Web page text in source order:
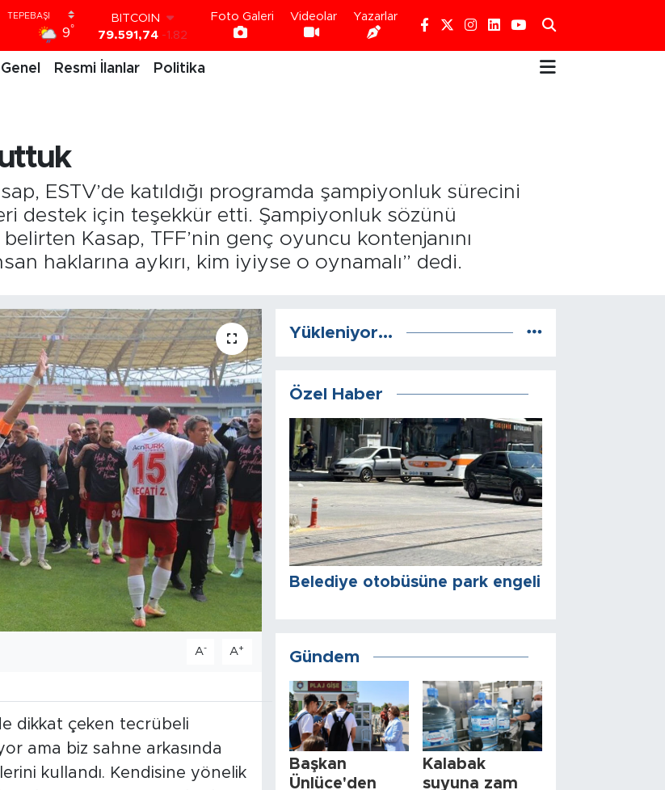
9°
DOLAR
45,43620 0.02
EURO
53,38690 0.19
Foto Galeri Videolar Yazarlar
Genel Resmi İlanlar Politika
ESTV’de katıldığı programda şampiyonluk sürecini
destek için teşekkür etti. Şampiyonluk sözünü
Kasap, TFF’nin genç oyuncu kontenjanını
haklarına aykırı, kim iyiyse o oynamalı” dedi.
A- A+
dikkat çeken tecrübeli
ama biz sahne arkasında
kullandı. Kendisine yönelik
Yükleniyor...
Özel Haber
Belediye otobüsüne park engeli
Gündem
Başkan
Ünlüce'den
Kalabak
suyuna zam